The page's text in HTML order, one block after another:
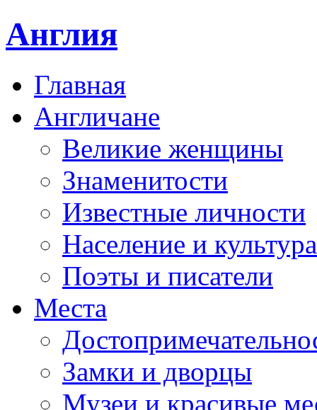
Англия
Главная
Англичане
Великие женщины
Знаменитости
Известные личности
Население и культура
Поэты и писатели
Места
Замки и дворцы
Музеи и красивые